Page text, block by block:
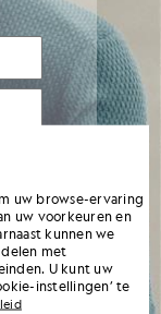
ermee akkoord
over nieuwe
uw browse-ervaring
uw voorkeuren en
kunnen we
met
U kunt uw
instellingen’ te